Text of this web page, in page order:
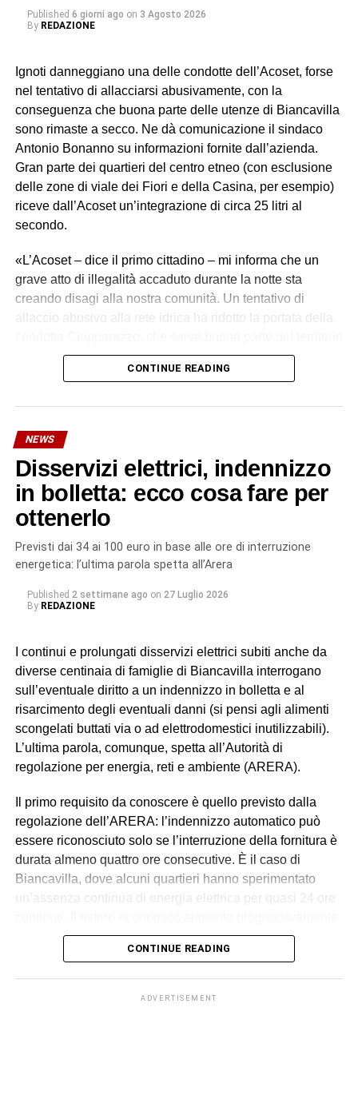
Published 6 giorni ago on 3 Agosto 2026
By REDAZIONE
Ignoti danneggiano una delle condotte dell’Acoset, forse
nel tentativo di allacciarsi abusivamente, con la
conseguenza che buona parte delle utenze di Biancavilla
sono rimaste a secco. Ne dà comunicazione il sindaco
Antonio Bonanno su informazioni fornite dall’azienda.
Gran parte dei quartieri del centro etneo (con esclusione
delle zone di viale dei Fiori e della Casina, per esempio)
riceve dall’Acoset un’integrazione di circa 25 litri al
secondo.
«L’Acoset – dice il primo cittadino – mi informa che un
grave atto di illegalità accaduto durante la notte sta
creando disagi alla nostra comunità. Un tentativo di
allaccio abusivo alla rete idrica ha ridotto la portata della
di Biancavilla».
stimata in oltre 30 litri al secondo. «Un primo intervento
con collare di riparazione non è stato sufficiente – si legge
in una nota dell’azienda – a contenere la perdita. I nostri
tecnici hanno quindi valutato che l’unica soluzione
realmente risolutiva è la sostituzione integrale del tratto
danneggiato: un intervento più impegnativo, ma
necessario per garantire un ripristino sicuro e duraturo
dell’infrastruttura, evitando il rischio di nuovi cedimenti a
breve termine». Il tempo previsto per la riparazione è
CONTINUE READING
NEWS
Disservizi elettrici, indennizzo
in bolletta: ecco cosa fare per
ottenerlo
Previsti dai 34 ai 100 euro in base alle ore di interruzione
energetica: l’ultima parola spetta all’Arera
Published 2 settimane ago on 27 Luglio 2026
By REDAZIONE
I continui e prolungati disservizi elettrici subiti anche da
diverse centinaia di famiglie di Biancavilla interrogano
sull’eventuale diritto a un indennizzo in bolletta e al
risarcimento degli eventuali danni (si pensi agli alimenti
scongelati buttati via o ad elettrodomestici inutilizzabili).
L’ultima parola, comunque, spetta all’Autorità di
regolazione per energia, reti e ambiente (ARERA).
Il primo requisito da conoscere è quello previsto dalla
regolazione dell’ARERA: l’indennizzo automatico può
essere riconosciuto solo se l’interruzione della fornitura è
durata almeno quattro ore consecutive. È il caso di
Biancavilla, dove alcuni quartieri hanno sperimentato
un’assenza continua di energia elettrica per quasi 24 ore
in relazione alla durata del blackout, secondo i criteri
CONTINUE READING
ADVERTISEMENT